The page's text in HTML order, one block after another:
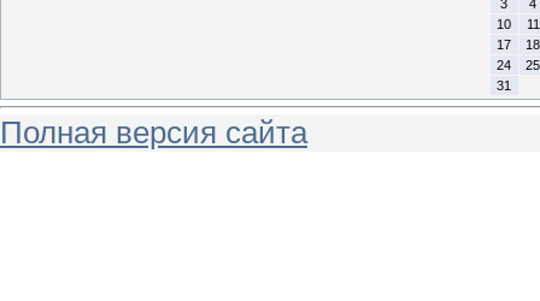
3
4
10
11
17
18
24
25
31
Полная версия сайта